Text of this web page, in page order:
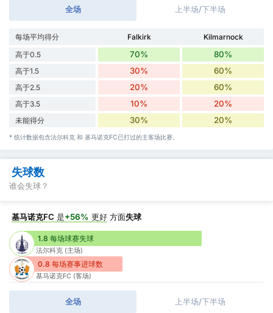
全场 上半场/下半场
每场平均得分 Falkirk
Kilmarnock
高于0.5
70% 80%
高于1.5 30% 60%
高于2.5 20% 60%
高于3.5 10% 20%
未能得分 30% 20%
* 统计数据包含法尔科克 和 基马诺克FC已打过的主客场比赛。
失球数
谁会失球？
基马诺克FC 是+56% 更好 方面失球
1.8 每场球赛失球
法尔科克 (主场)
0.8 每场赛事进球数
基马诺克FC (客场)
全场 上半场/下半场